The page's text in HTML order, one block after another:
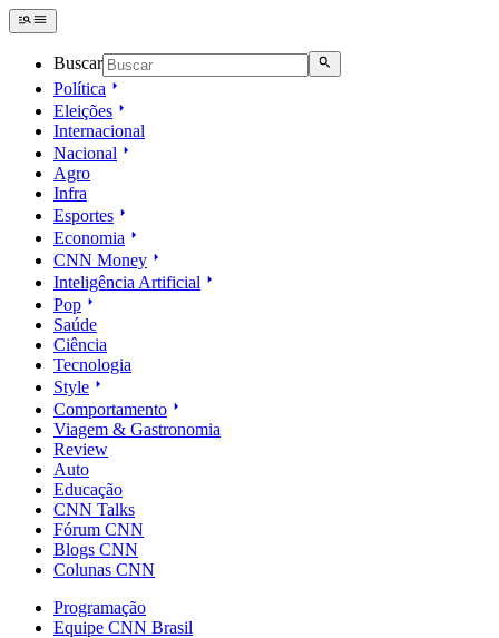
Buscar
Política
Eleições
Internacional
Nacional
Agro
Infra
Esportes
Economia
CNN Money
Inteligência Artificial
Pop
Saúde
Ciência
Tecnologia
Style
Comportamento
Viagem & Gastronomia
Review
Auto
Educação
CNN Talks
Fórum CNN
Blogs CNN
Colunas CNN
Programação
Equipe CNN Brasil